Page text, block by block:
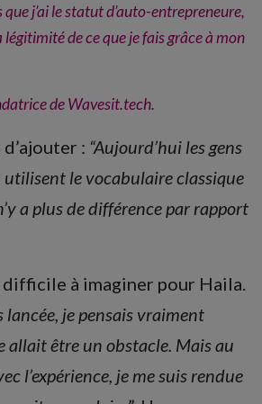
j’ai le statut d’auto-entrepreneure,
légitimité de ce que je fais grâce à mon
de Wavesit.tech.
: “Aujourd’hui les gens
utilisent le vocabulaireclassique
a plus de différence par rapport
à imaginer pour Haila.
lancée, je pensais vraiment
allait être un obstacle. Mais au
l’expérience, je me suis rendue